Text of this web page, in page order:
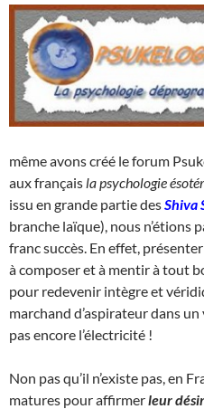
même avons créé le forum
aux français la psychologie
issu en grande partie desShiva
branche laïque), nous n’étions
franc succès. En effet,
à composer et à mentir à tout
pour redevenir intègre et
marchand d’aspirateur dans
pas encore l’électricité !
Non pas qu’il n’existe pas, en
matures pour affirmerleur désir